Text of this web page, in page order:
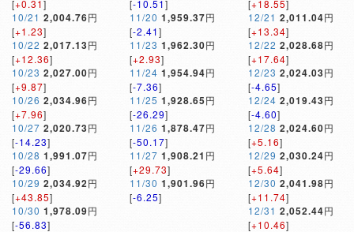
[+0.31]
10/21 2,004.76円
[+1.23]
10/22 2,017.13円
[+12.36]
10/23 2,027.00円
[+9.87]
10/26 2,034.96円
[+7.96]
10/27 2,020.73円
[-14.23]
10/28 1,991.07円
[-29.66]
10/29 2,034.92円
[+43.85]
10/30 1,978.09円
[-56.83]
[-10.51]
11/20 1,959.37円
[-2.41]
11/23 1,962.30円
[+2.93]
11/24 1,954.94円
[-7.36]
11/25 1,928.65円
[-26.29]
11/26 1,878.47円
[-50.17]
11/27 1,908.21 円
[+29.73]
11/30 1,901.96円
[-6.25]
[+18.55]
12/21 2,011.04円
[+13.34]
12/22 2,028.68円
[+17.64]
12/23 2,024.03円
[-4.65]
12/24 2,019.43円
[-4.60]
12/28 2,024.60円
[+5.16]
12/29 2,030.24円
[+5.64]
12/30 2,041.98円
[+11.74]
12/31 2,052.44円
[+10.46]